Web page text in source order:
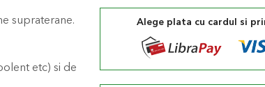
Alege plata cu cardul si
supraterane.
etc) si de